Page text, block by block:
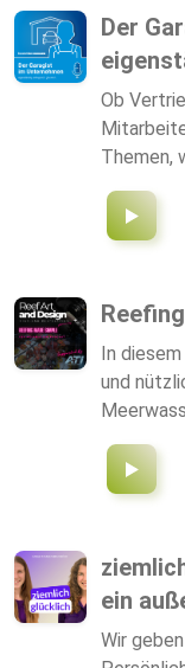
Thomet -
Vorbilder:
die sich
selbst
Podcast
Der
Ob
Themen,
ehrlich,
den
bei den
In
und
Tolga G.
ein
Wir